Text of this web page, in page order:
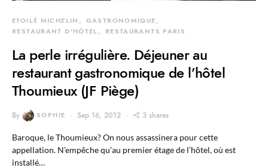
ETOILÉ MICHELIN
GASTRONOMIQUE
RESTAURANT D'HÔTEL
RESTAURANTS PARIS
La perle irrégulière. Déjeuner au
restaurant gastronomique de l’hôtel
Thoumieux (JF Piège)
By SOPHIE Sep 16, 2012 3 shares
Baroque, le Thoumieux? On nous assassinera pour cette
appellation. N’empêche qu’au premier étage de l’hôtel, où est
installé…